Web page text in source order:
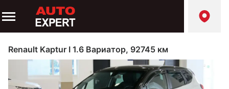
Renault Kaptur I 1.6 Вариатор, 92745 км